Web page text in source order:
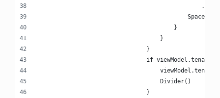
                                            Spacer()
                                        }
                                    }
                                }
if
                                    Divider()
                                }